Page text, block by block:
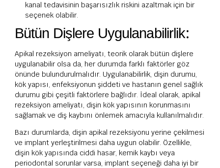
kanal tedavisinin başarısızlık riskini azaltmak için bir
seçenek olabilir.
Bütün Dişlere Uygulanabilirlik:
Apikal rezeksiyon ameliyatı, teorik olarak bütün dişlere
uygulanabilir olsa da, her durumda farklı faktörler göz
önünde bulundurulmalıdır. Uygulanabilirlik, dişin durumu,
kök yapısı, enfeksiyonun şiddeti ve hastanın genel sağlık
durumu gibi çeşitli faktörlere bağlıdır. İdeal olarak, apikal
rezeksiyon ameliyatı, dişin kök yapısının korunmasını
sağlamak ve diş kaybını önlemek amacıyla kullanılmalıdır.
Bazı durumlarda, dişin apikal rezeksiyonu yerine çekilmesi
ve implant yerleştirilmesi daha uygun olabilir. Özellikle,
dişin kök yapısında ciddi hasar, kemik kaybı veya
periodontal sorunlar varsa, implant seçeneği daha iyi bir